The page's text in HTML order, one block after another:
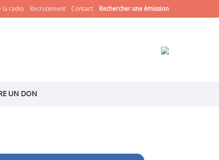
la radio Recrutement Contact Rechercher une émission
UN DON